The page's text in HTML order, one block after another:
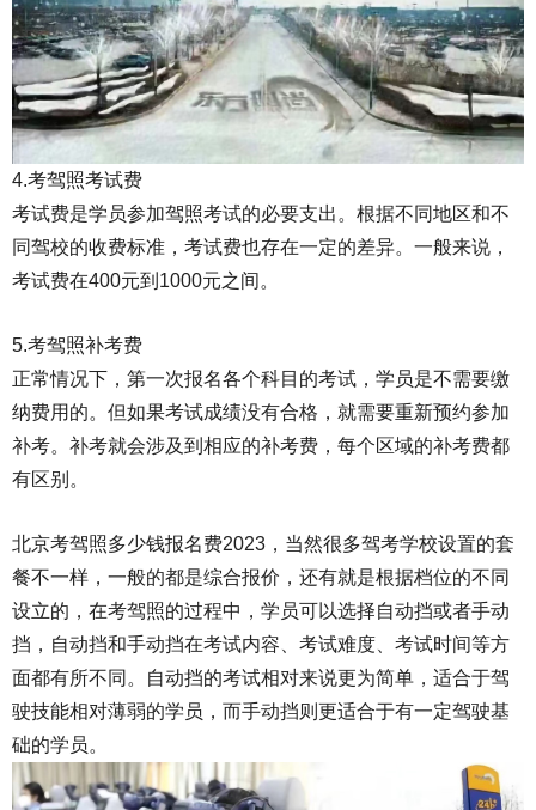
4.考驾照考试费
考试费是学员参加驾照考试的必要支出。根据不同地区和不
同驾校的收费标准，考试费也存在一定的差异。一般来说，
考试费在400元到1000元之间。
5.考驾照补考费
正常情况下，第一次报名各个科目的考试，学员是不需要缴
纳费用的。但如果考试成绩没有合格，就需要重新预约参加
补考。补考就会涉及到相应的补考费，每个区域的补考费都
有区别。
北京考驾照多少钱报名费2023，当然很多驾考学校设置的套
餐不一样，一般的都是综合报价，还有就是根据档位的不同
设立的，在考驾照的过程中，学员可以选择自动挡或者手动
挡，自动挡和手动挡在考试内容、考试难度、考试时间等方
面都有所不同。自动挡的考试相对来说更为简单，适合于驾
驶技能相对薄弱的学员，而手动挡则更适合于有一定驾驶基
础的学员。